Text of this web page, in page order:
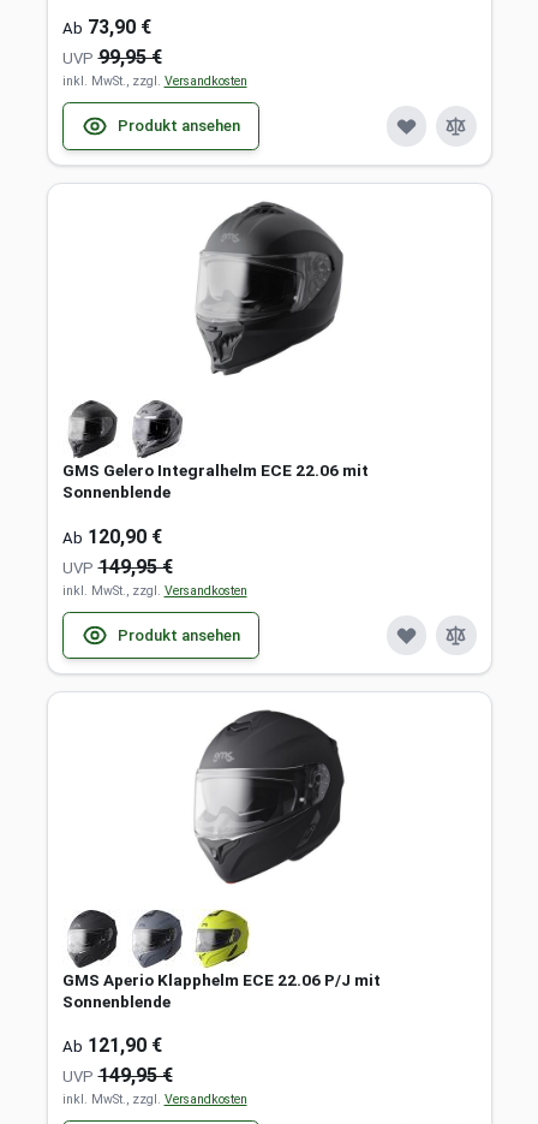
Ab 73,90 €
UVP 99,95 €
inkl. MwSt., zzgl. Versandkosten
Produkt ansehen
GMS Gelero Integralhelm ECE 22.06 mit
Sonnenblende
Ab 120,90 €
UVP 149,95 €
inkl. MwSt., zzgl. Versandkosten
Produkt ansehen
GMS Aperio Klapphelm ECE 22.06 P/J mit
Sonnenblende
Ab 121,90 €
UVP 149,95 €
inkl. MwSt., zzgl. Versandkosten